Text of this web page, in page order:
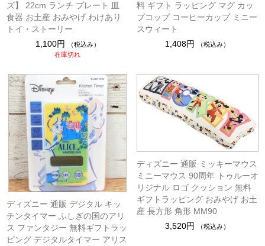
ズ】 22cm ランチ プレート 皿
食器 お土産 おみやげ わけあり
トイ・ストーリー
1,100円
（税込み）
在庫切れ
料 ギフト ラッピング マグ カッ
プコップ コーヒーカップ ミニー
スウィート
1,408円
（税込み）
ディズニー 通販 デジタル キッ
チンタイマー ふしぎの国のアリ
ス ファンタジー 無料ギフトラッ
ピング デジタルタイマー アリス
ディズニー 通販 ミッキーマウス
ミニーマウス 90周年 トゥルーオ
リジナル ロゴ クッション 無料
ギフトラッピング おみやげ お土
産 長方形 角形 MM90
3,520円
（税込み）